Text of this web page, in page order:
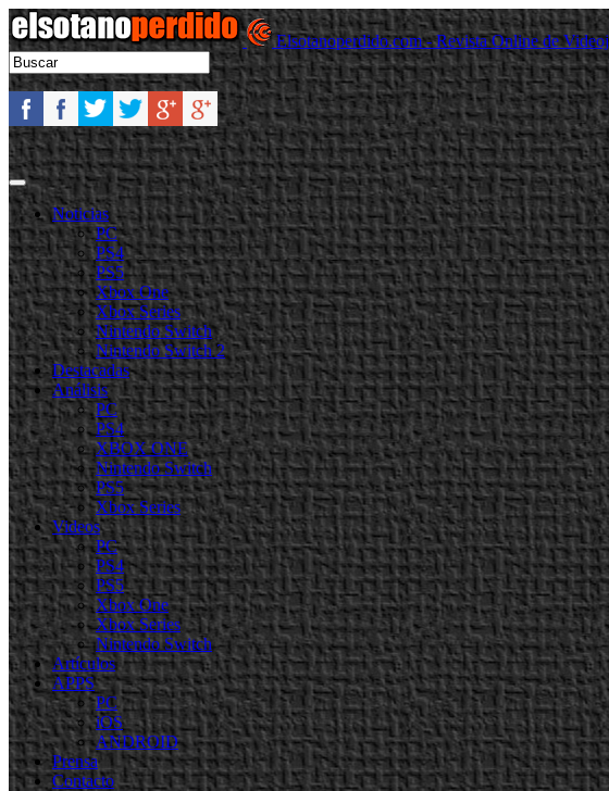
Elsotanoperdido.com - Revista Online de
Noticias
PC
PS4
PS5
Xbox One
Xbox Series
Nintendo Switch
Nintendo Switch 2
Destacadas
Análisis
PC
PS4
XBOX ONE
Nintendo Switch
PS5
Xbox Series
Videos
PC
PS4
PS5
Xbox One
Xbox Series
Nintendo Switch
Artículos
APPS
PC
iOS
ANDROID
Prensa
Contacto